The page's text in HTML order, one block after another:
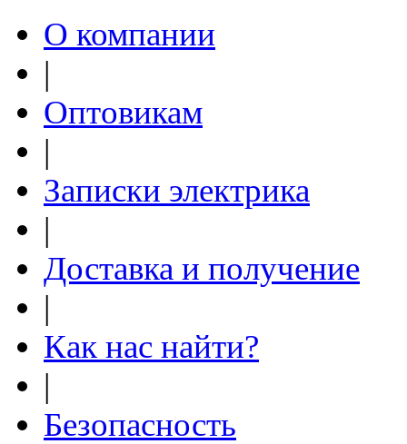
О компании
|
Оптовикам
|
Записки электрика
|
Доставка и получение
|
Как нас найти?
|
Безопасность